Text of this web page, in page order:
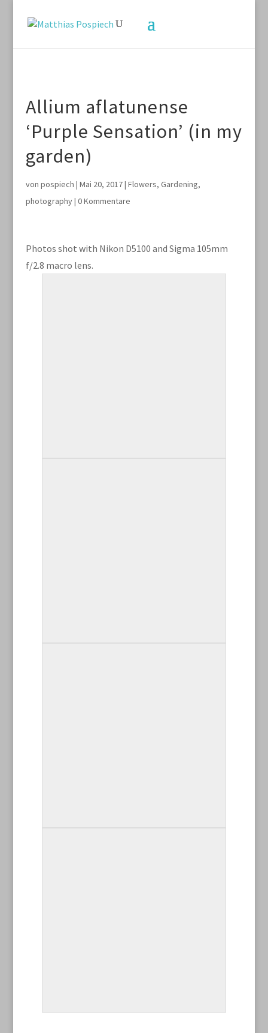
Allium aflatunense
‘Purple Sensation’ (in my
garden)
von pospiech | Mai 20, 2017| Flowers, Gardening,
photography| 0 Kommentare
Photos shot with Nikon D5100 and Sigma 105mm
f/2.8 macro lens.